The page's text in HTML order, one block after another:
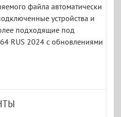
файла автоматически
устройства и
подходящие под
RUS 2024 с обновлениями